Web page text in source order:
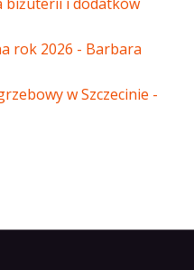
rok 2026 - Barbara
w Szczecinie -